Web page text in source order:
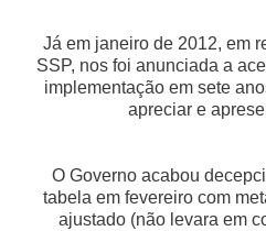
Já em janeiro de 2012, em
SSP, nos foi anunciada a
implementação em sete
apreciar e
O Governo acabou
tabela em fevereiro com
ajustado (não levara em